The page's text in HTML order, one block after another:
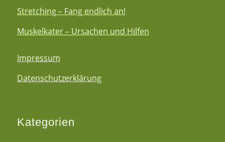
Stretching – Fang endlich an!
Muskelkater – Ursachen und Hilfen
Impressum
Datenschutzerklärung
Kategorien